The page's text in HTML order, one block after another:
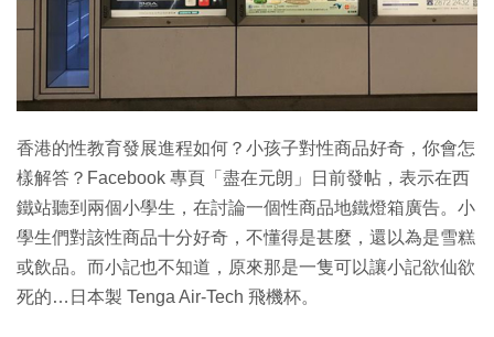
香港的性教育發展進程如何？小孩子對性商品好奇，你會怎
樣解答？Facebook 專頁「盡在元朗」日前發帖，表示在西
鐵站聽到兩個小學生，在討論一個性商品地鐵燈箱廣告。小
學生們對該性商品十分好奇，不懂得是甚麼，還以為是雪糕
或飲品。而小記也不知道，原來那是一隻可以讓小記欲仙欲
死的…日本製 Tenga Air-Tech 飛機杯。